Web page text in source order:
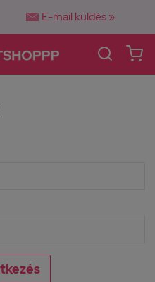
 E-mail küldés »